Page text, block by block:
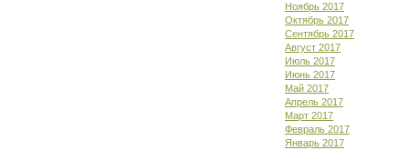
Ноябрь 2017
Октябрь 2017
Сентябрь 2017
Август 2017
Июль 2017
Июнь 2017
Май 2017
Апрель 2017
Март 2017
Февраль 2017
Январь 2017